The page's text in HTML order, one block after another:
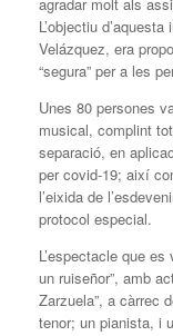
L’objectiu
Velázquez, era
“segura” per a les
Unes 80 persones
musical, complint
separació, en
per covid-19; així
l’eixida de
protocol especial.
L’espectacle que
un ruiseñor”, amb
Zarzuela”, a càrrec
tenor; un pianista, i